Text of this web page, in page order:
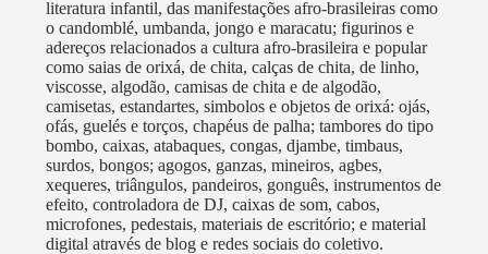
literatura infantil, das manifestações afro-brasileiras como
o candomblé, umbanda, jongo e maracatu; figurinos e
adereços relacionados a cultura afro-brasileira e popular
como saias de orixá, de chita, calças de chita, de linho,
viscosse, algodão, camisas de chita e de algodão,
camisetas, estandartes, simbolos e objetos de orixá: ojás,
ofás, guelés e torços, chapéus de palha; tambores do tipo
bombo, caixas, atabaques, congas, djambe, timbaus,
surdos, bongos; agogos, ganzas, mineiros, agbes,
xequeres, triângulos, pandeiros, gonguês, instrumentos de
efeito, controladora de DJ, caixas de som, cabos,
microfones, pedestais, materiais de escritório; e material
digital através de blog e redes sociais do coletivo.